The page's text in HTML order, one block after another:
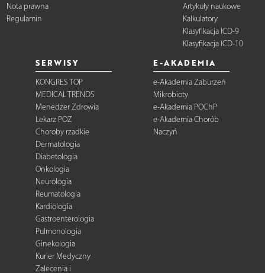
Nota prawna
Regulamin
Artykuły naukowe
Kalkulatory
Klasyfikacja ICD-9
Klasyfikacja ICD-10
SERWISY
KONGRES TOP
MEDICAL TRENDS
Menedżer Zdrowia
Lekarz POZ
Choroby rzadkie
Dermatologia
Diabetologia
Onkologia
Neurologia
Reumatologia
Kardiologia
Gastroenterologia
Pulmonologia
Ginekologia
Kurier Medyczny
Zalecenia i
E-AKADEMIA
e-Akademia Zaburzeń
Mikrobioty
e-Akademia POChP
e-Akademia Chorób
Naczyń